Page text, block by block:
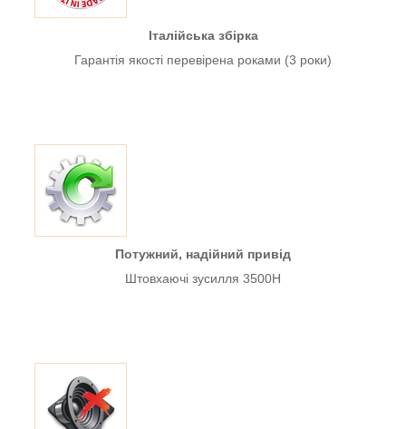
Італійська збірка
Гарантія якості перевірена роками (3 роки)
Потужний, надійний привід
Штовхаючі зусилля 3500H